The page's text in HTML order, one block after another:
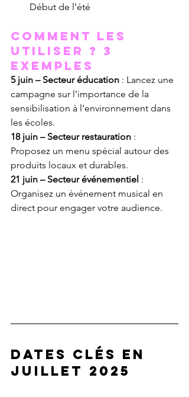
Début de l’été
Comment les
utiliser ? 3
exemples
5 juin – Secteur éducation : Lancez une
campagne sur l’importance de la
sensibilisation à l’environnement dans
les écoles.
18 juin – Secteur restauration :
Proposez un menu spécial autour des
produits locaux et durables.
21 juin – Secteur événementiel :
Organisez un événement musical en
direct pour engager votre audience.
Dates clés en
juillet 2025